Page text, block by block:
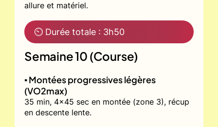
allure et matériel.
⏲ Durée totale : 3h50
Semaine 10 (Course)
▪️ Montées progressives légères
(VO2max)
35 min, 4x45 sec en montée (zone 3), récup
en descente lente.